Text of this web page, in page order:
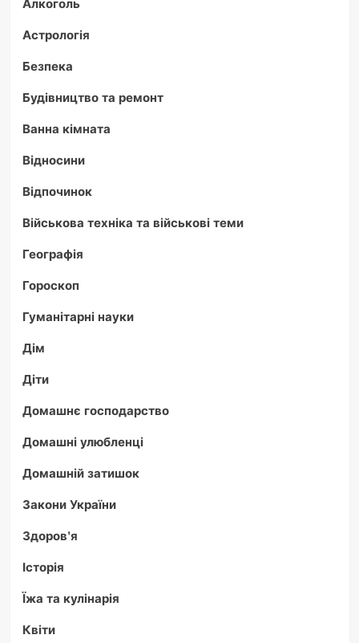
Астрологія
Безпека
Будівництво та ремонт
Ванна кімната
Відносини
Відпочинок
Військова техніка та військові теми
Географія
Гороскоп
Гуманітарні науки
Дім
Діти
Домашнє господарство
Домашні улюбленці
Домашній затишок
Закони України
Здоров'я
Історія
Їжа та кулінарія
Квіти